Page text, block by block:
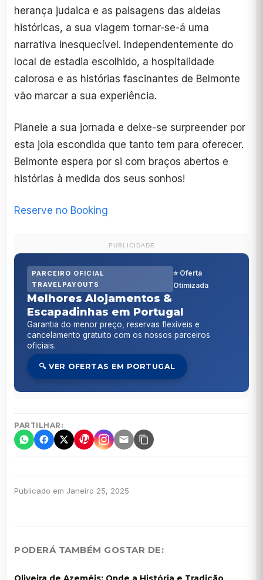
herança judaica e as paisagens das aldeias
históricas, a sua viagem tornar-se-á uma
narrativa inesquecível. Independentemente do
local de estadia escolhido, a hospitalidade
calorosa e as histórias fascinantes de Belmonte
vão marcar a sua experiência.
Planeie a sua jornada e deixe-se surpreender por
esta joia escondida que tanto tem para oferecer.
Belmonte espera por si com braços abertos e
histórias à medida dos seus sonhos!
Reserve no Booking
PUBLICIDADE
PARCEIRO OFICIAL
TRAVELPAYOUTS
⭐ Oferta
Otimizada
Melhores Alojamentos &
Escapadinhas em Portugal
Garantia do menor preço, reservas flexíveis e
cancelamento gratuito com os nossos parceiros
oficiais.
🔍 VER OFERTAS EM PORTUGAL
PARTILHAR:
Publicado em Janeiro 25, 2025
PODERÁ TAMBÉM GOSTAR DE:
Oliveira de Azeméis: Onde a História e Tradição